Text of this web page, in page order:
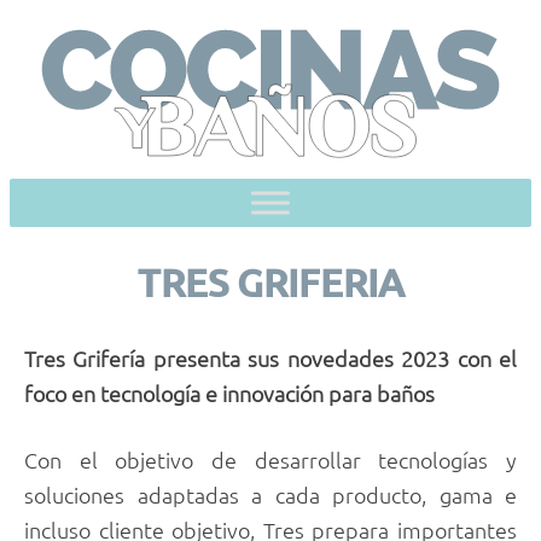
content
TRES GRIFERIA
Tres Grifería presenta sus novedades 2023 con el
foco en tecnología e innovación para baños
Con el objetivo de desarrollar tecnologías y
soluciones adaptadas a cada producto, gama e
incluso cliente objetivo, Tres prepara importantes